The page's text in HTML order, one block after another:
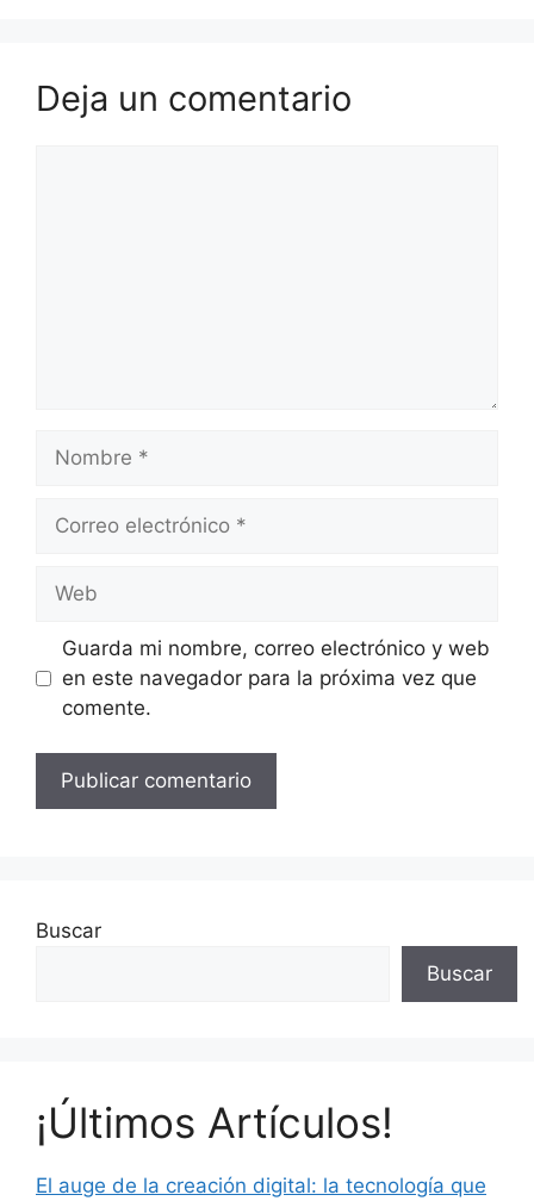
Deja un comentario
electrónico
Guarda mi nombre, correo electrónico y web
en este navegador para la próxima vez que
comente.
Buscar
Buscar
¡Últimos Artículos!
El auge de la creación digital: la tecnología que